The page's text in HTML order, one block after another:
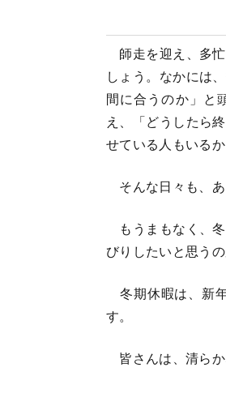
師走を迎え、多
しょう。なかには
間に合うのか」と
え、「どうしたら
せている人もいるか
そんな日々も、あ
もうまもなく、
びりしたいと思う
冬期休暇は、新
す。
皆さんは、清ら